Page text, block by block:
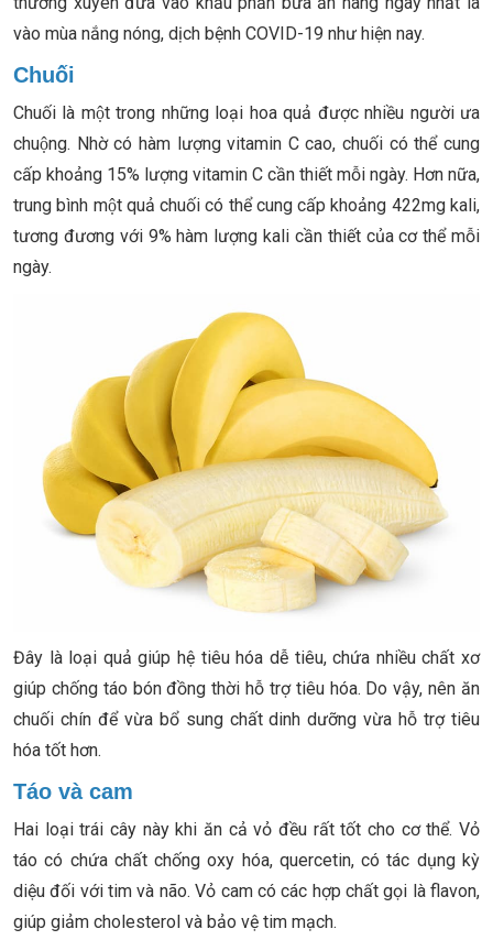
vào mùa nắng nóng, dịch bệnh COVID-19 như hiện nay.
Chuối
Chuối là một trong những loại hoa quả được nhiều người ưa
chuộng. Nhờ có hàm lượng vitamin C cao, chuối có thể cung
cấp khoảng 15% lượng vitamin C cần thiết mỗi ngày. Hơn nữa,
trung bình một quả chuối có thể cung cấp khoảng 422mg kali,
tương đương với 9% hàm lượng kali cần thiết của cơ thể mỗi
ngày.
Đây là loại quả giúp hệ tiêu hóa dễ tiêu, chứa nhiều chất xơ
giúp chống táo bón đồng thời hỗ trợ tiêu hóa. Do vậy, nên ăn
chuối chín để vừa bổ sung chất dinh dưỡng vừa hỗ trợ tiêu
hóa tốt hơn.
Táo và cam
Hai loại trái cây này khi ăn cả vỏ đều rất tốt cho cơ thể. Vỏ
táo có chứa chất chống oxy hóa, quercetin, có tác dụng kỳ
diệu đối với tim và não. Vỏ cam có các hợp chất gọi là flavon,
giúp giảm cholesterol và bảo vệ tim mạch.